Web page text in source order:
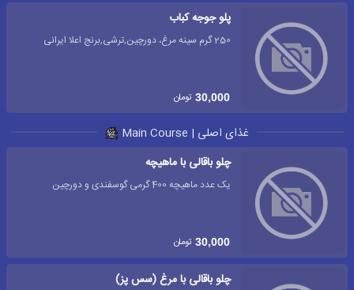
پلو جوجه کباب
250 گرم سینه مرغ، دورچین,ترشی,برنج اعلا ایرانی
30,000 تومان
غذای اصلی | Main Course
چلو باقالی با ماهیچه
یک عدد ماهیچه 400 گرمی گوسفندی و دورچین
30,000 تومان
چلو باقالی با مرغ (سس پز)